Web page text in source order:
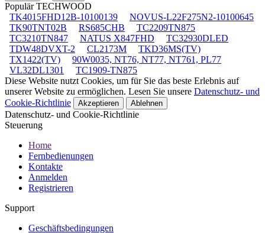
Populär TECHWOOD
TK4015FHD12B-10100139
NOVUS-L22F275N2-10100645
TK90TNT02B
RS685CHB
TC2209TN875
TC3210TN847
NATUS X847FHD
TC32930DLED
TDW48DVXT-2
CL2173M
TKD36MS(TV)
TX1422(TV)
90W0035, NT76, NT77, NT761, PL77
VL32DL1301
TC1909-TN875
Diese Website nutzt Cookies, um für Sie das beste Erlebnis auf
unserer Website zu ermöglichen. Lesen Sie unsere Datenschutz- und
Cookie-Richtlinie
Akzeptieren Ablehnen
Datenschutz- und Cookie-Richtlinie
Steuerung
Home
Fernbedienungen
Kontakte
Anmelden
Registrieren
Support
Geschäftsbedingungen